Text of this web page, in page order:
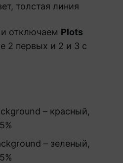
толстая линия
отключаем Plots
2 первых и 2 и 3 с
– красный,
– зеленый,